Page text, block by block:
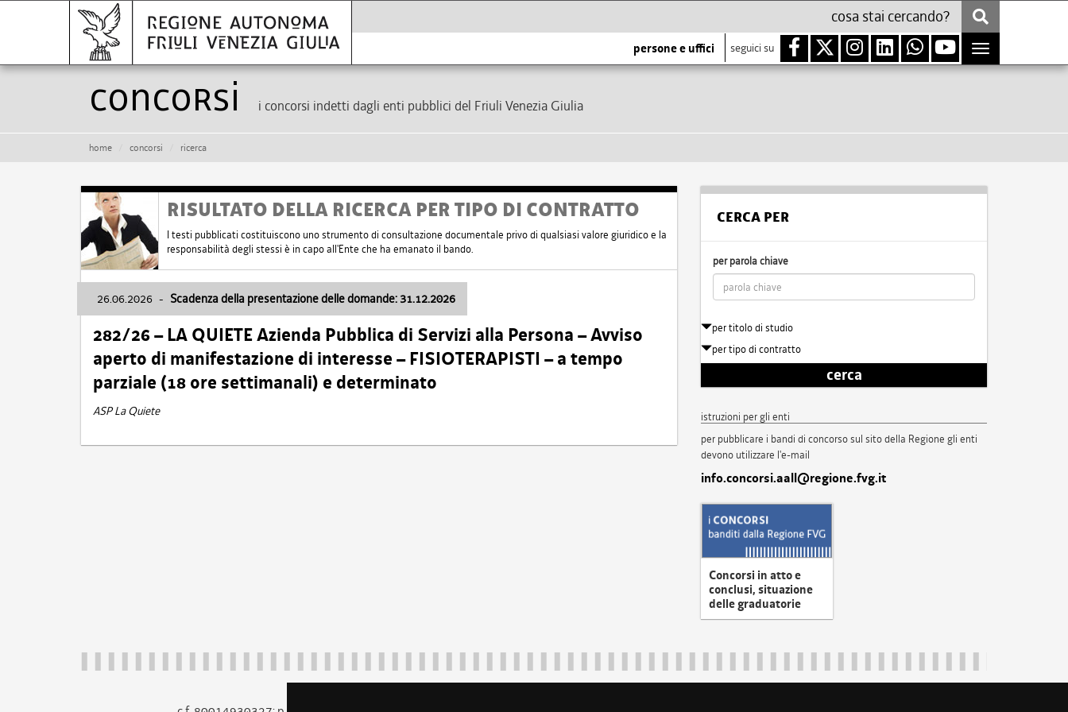
persone e uffici seguici su
Toggle
navigation
Concorsi i concorsi indetti dagli enti pubblici del Friuli Venezia Giulia
home concorsi ricerca
RISULTATO DELLA RICERCA PER TIPO DI CONTRATTO
I testi pubblicati costituiscono uno strumento di consultazione documentale privo di qualsiasi valore giuridico e la
responsabilità degli stessi è in capo all'Ente che ha emanato il bando.
26.06.2026 - Scadenza della presentazione delle domande: 31.12.2026
282/26 – LA QUIETE Azienda Pubblica di Servizi alla Persona – Avviso
aperto di manifestazione di interesse – FISIOTERAPISTI – a tempo
parziale (18 ore settimanali) e determinato
ASP La Quiete
CERCA PER
per parola chiave
per titolo di studio
per tipo di contratto
cerca
istruzioni per gli enti
per pubblicare i bandi di concorso sul sito della Regione gli enti
devono utilizzare l'e-mail
info.concorsi.aall@regione.fvg.it
Concorsi in atto e
conclusi, situazione
delle graduatorie